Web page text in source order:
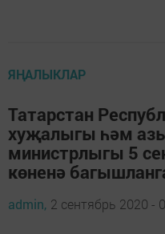
ЯҢАЛЫКЛАР
Татарстан
хуҗалыгы һәм
министрлыгы 5
көненә
admin, 2 сентябрь 2020 -